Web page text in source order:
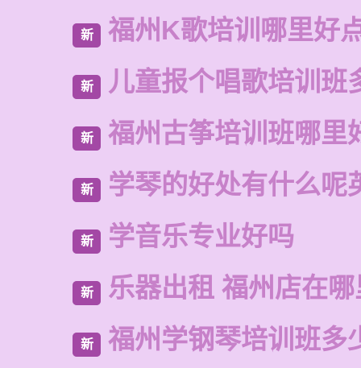
新 福州K歌培训哪里好
新 儿童报个唱歌培训班
新 福州古筝培训班哪里
新 学琴的好处有什么呢
新 学音乐专业好吗
新 乐器出租 福州店在
新 福州学钢琴培训班多